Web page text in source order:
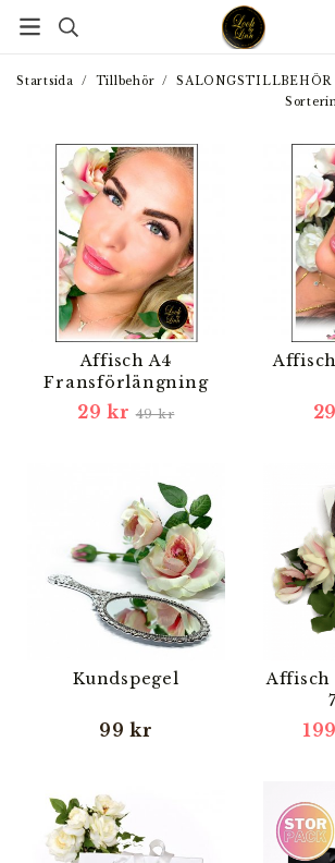
Startsida / Tillbehör / SALONGSTILLBEHÖR
Affisch A4
Fransförlängning
29 kr 49 kr
Kundspegel
99 kr
Affisch